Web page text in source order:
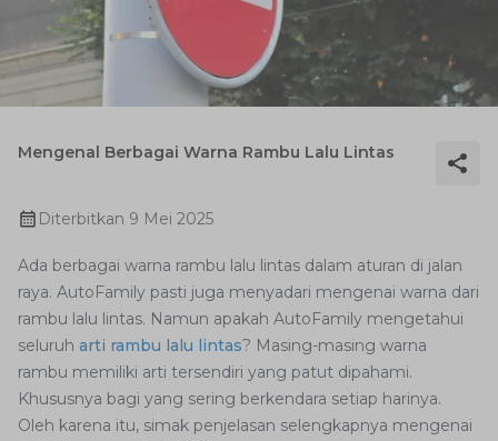
Mengenal Berbagai Warna Rambu Lalu Lintas
Diterbitkan 9 Mei 2025
Ada berbagai warna rambu lalu lintas dalam aturan di jalan
raya. AutoFamily pasti juga menyadari mengenai warna dari
rambu lalu lintas. Namun apakah AutoFamily mengetahui
seluruh arti rambu lalu lintas? Masing-masing warna
rambu memiliki arti tersendiri yang patut dipahami.
Khususnya bagi yang sering berkendara setiap harinya.
Oleh karena itu, simak penjelasan selengkapnya mengenai